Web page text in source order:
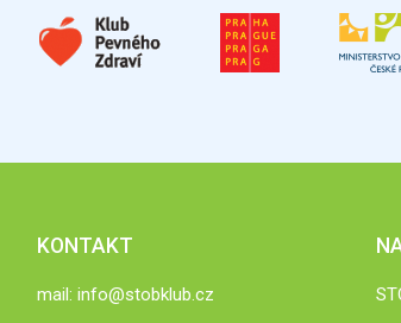
KONTAKT
mail: info@stobklub.cz